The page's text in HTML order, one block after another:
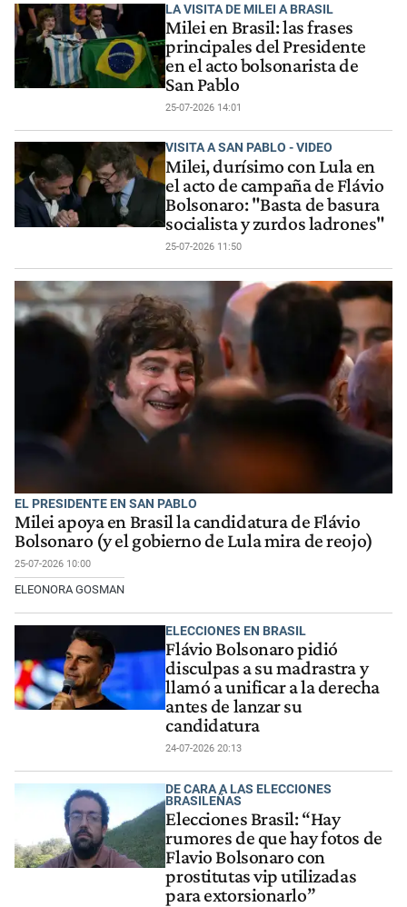
LA VISITA DE MILEI A BRASIL
Milei en Brasil: las frases
principales del Presidente
en el acto bolsonarista de
San Pablo
25-07-2026 14:01
VISITA A SAN PABLO - VIDEO
Milei, durísimo con Lula en
el acto de campaña de Flávio
Bolsonaro: "Basta de basura
socialista y zurdos ladrones"
25-07-2026 11:50
EL PRESIDENTE EN SAN PABLO
Milei apoya en Brasil la candidatura de Flávio
Bolsonaro (y el gobierno de Lula mira de reojo)
25-07-2026 10:00
ELEONORA GOSMAN
ELECCIONES EN BRASIL
Flávio Bolsonaro pidió
disculpas a su madrastra y
llamó a unificar a la derecha
antes de lanzar su
candidatura
24-07-2026 20:13
DE CARA A LAS ELECCIONES
BRASILEÑAS
Elecciones Brasil: “Hay
rumores de que hay fotos de
Flavio Bolsonaro con
prostitutas vip utilizadas
para extorsionarlo”